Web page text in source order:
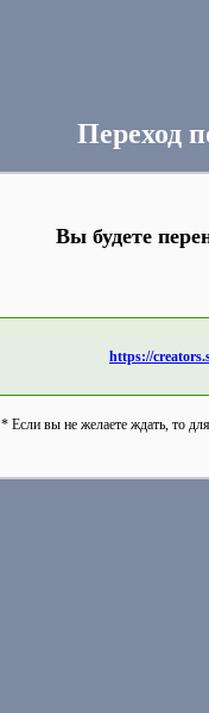
Переход
Вы будете
https://
* Если вы не желаете ждать, то